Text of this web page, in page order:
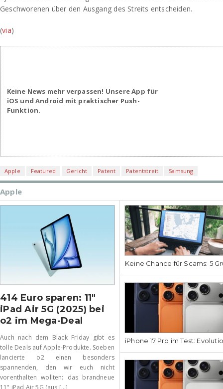
Geschworenen über den Ausgang des Streits entscheiden.
(via)
Keine News mehr verpassen! Unsere App für
iOS und Android mit praktischer Push-
Funktion.
Apple Featured Gericht Patent Patentstreit Samsung
Apple
414 Euro sparen: 11″
iPad Air 5G (2025) bei
o2 im Mega-Deal
Auch nach dem Black Friday gibt es
tolle Deals auf Apple-Produkte. Soeben
lancierte o2 einen besonders
spannenden, den wir euch nicht
vorenthalten wollten: das brandneue
Keine Chance für Scams: 5
iPhone 17 Pro im Test: